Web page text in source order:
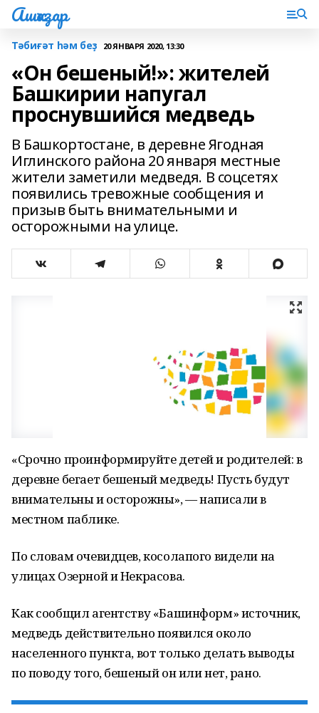
Ашҡаҙар
Тәбиғәт һәм беҙ 20 ЯНВАРЯ 2020, 13:30
«Он бешеный!»: жителей
Башкирии напугал
проснувшийся медведь
В Башкортостане, в деревне Ягодная
Иглинского района 20 января местные
жители заметили медведя. В соцсетях
появились тревожные сообщения и
призыв быть внимательными и
осторожными на улице.
«Срочно проинформируйте детей и родителей: в
деревне бегает бешеный медведь! Пусть будут
внимательны и осторожны», — написали в
местном паблике.
По словам очевидцев, косолапого видели на
улицах Озерной и Некрасова.
Как сообщил агентству «Башинформ» источник,
медведь действительно появился около
населенного пункта, вот только делать выводы
по поводу того, бешеный он или нет, рано.